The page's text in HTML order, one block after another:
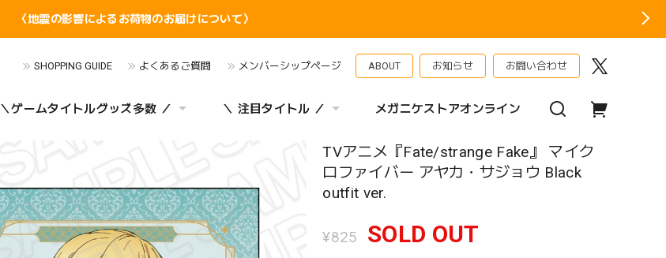
〈地震の影響によるお荷物のお届けについて〉
SHOPPING GUIDE よくあるご質問 メンバーシップページ ABOUT お知らせ お問い合わせ
＼ゲームタイトルグッズ多数 ／ ＼ 注目タイトル ／ メガニケストアオンライン
TVアニメ『Fate/strange Fake』 マイク
ロファイバー アヤカ・サジョウ Black
outfit ver.
¥825 SOLD OUT